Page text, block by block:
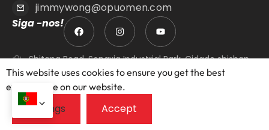
jimmywong@opuomen.com
Siga -nos!
Shitang Road, Songxia Industrial Park, Cidade shishan,
Distrito de Nanhai, Cidade de Foshan, Província de
Guangdong, China.
Portas Windows
This website uses cookies to ensure you get the best
exprerience on our website.